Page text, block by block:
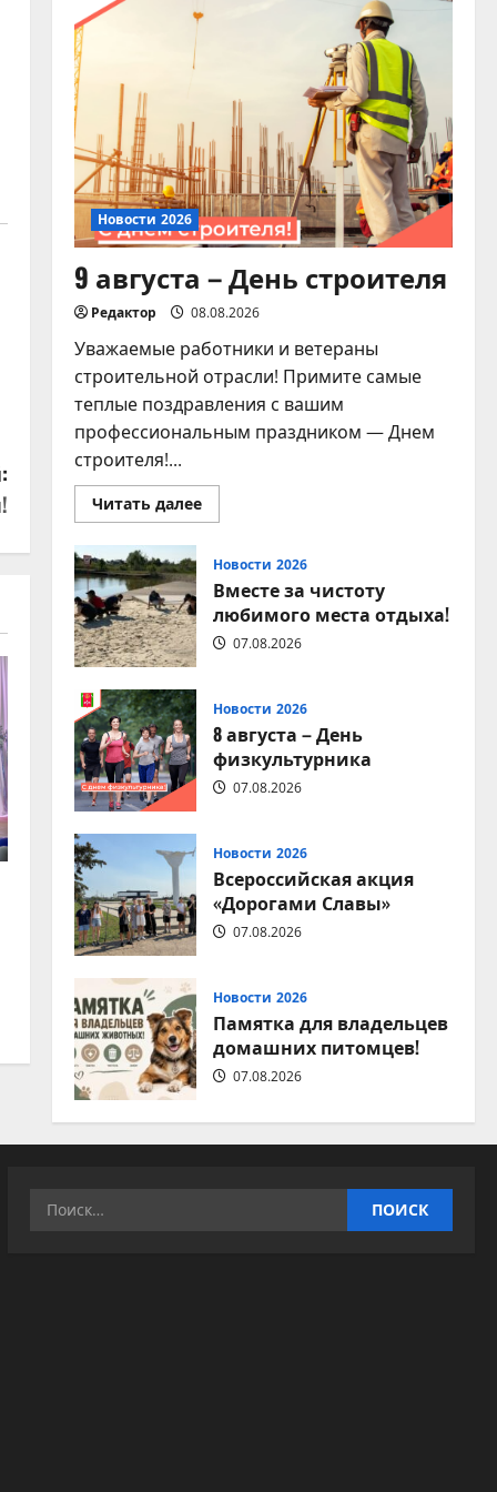
«Дорогами Славы»
5
Новости 2026
Памятка для владельцев
домашних питомцев!
07.08.2026
Новости 2026
9 августа – День строителя
Редактор 08.08.2026
Уважаемые работники и ветераны
строительной отрасли! Примите самые
теплые поздравления с вашим
профессиональным праздником — Днем
строителя!...
Читать далееПрочитать
больше
августа
День
строителя
Новости 2026
Вместе за чистоту
любимого места отдыха!
07.08.2026
Новости 2026
8 августа – День
физкультурника
07.08.2026
Новости 2026
Всероссийская акция
«Дорогами Славы»
07.08.2026
Новости 2026
Памятка для владельцев
домашних питомцев!
07.08.2026
Найти: